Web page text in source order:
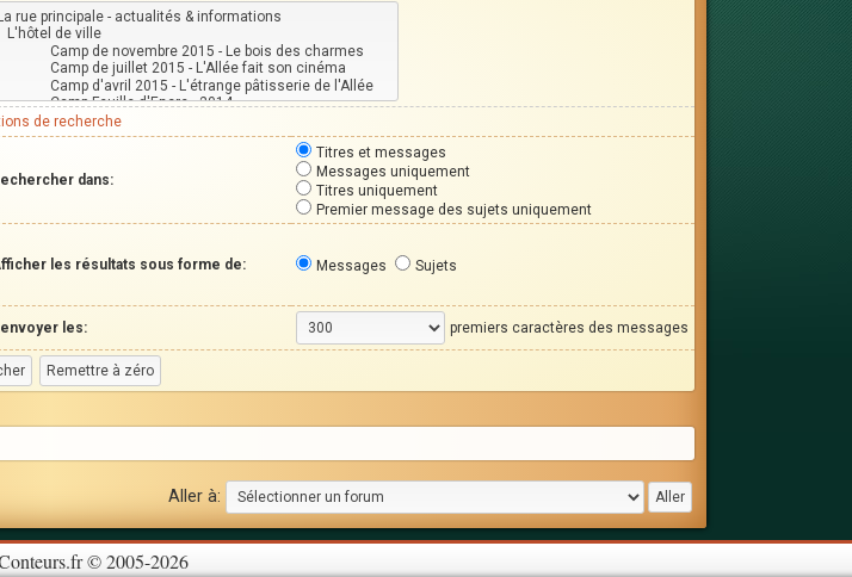
de recherche
dans:
Titres et messages
Messages uniquement
Titres uniquement
Premier message des sujets uniquement
les résultats sous forme de: Messages Sujets
les: premiers caractères des messages
Aller à:
© 2005-2026